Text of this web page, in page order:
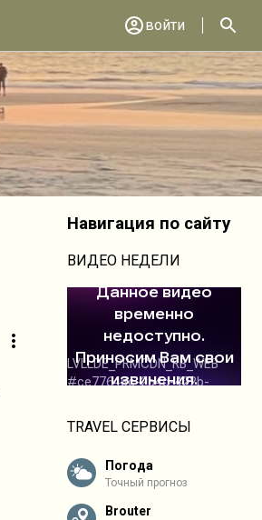
войти
Навигация по сайту
ВИДЕО НЕДЕЛИ
TRAVEL СЕРВИСЫ
Погода
Точный прогноз
Brouter